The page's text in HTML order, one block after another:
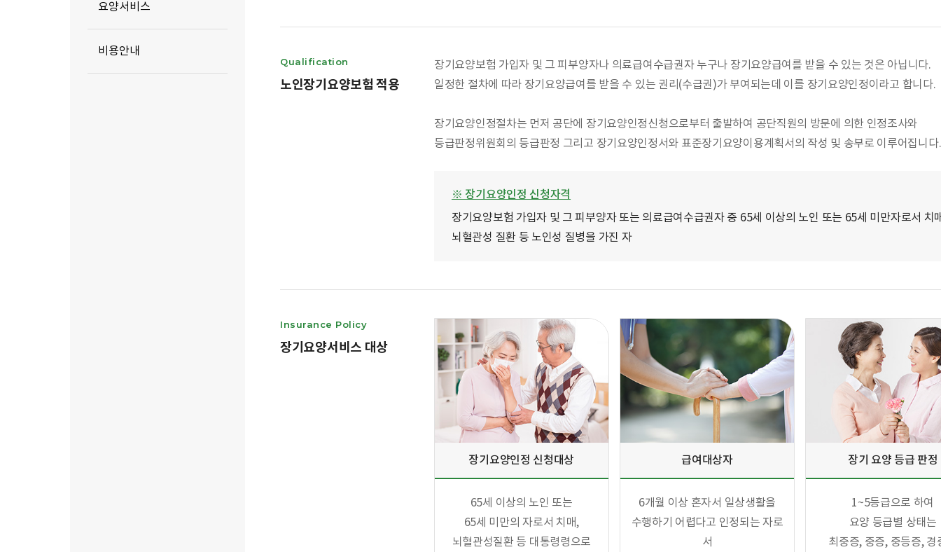
요양서비스
비용안내
Qualification
노인장기요양보험 적용
장기요양보험 가입자 및 그 피부양자나 의료급여수급권자 누구나 장기요양급여를 받을 수 있는 것은 아닙니다.
일정한 절차에 따라 장기요양급여를 받을 수 있는 권리(수급권)가 부여되는데 이를 장기요양인정이라고 합니다.
장기요양인정절차는 먼저 공단에 장기요양인정신청으로부터 출발하여 공단직원의 방문에 의한 인정조사와
등급판정위원회의 등급판정 그리고 장기요양인정서와 표준장기요양이용계획서의 작성 및 송부로 이루어집니다.
※ 장기요양인정 신청자격
장기요양보험 가입자 및 그 피부양자 또는 의료급여수급권자 중 65세 이상의 노인 또는 65세 미만자로서 치
뇌혈관성 질환 등 노인성 질병을 가진 자
Insurance Policy
장기요양서비스 대상
장기요양인정 신청대상
65세 이상의 노인 또는
65세 미만의 자로서 치매,
뇌혈관성질환 등 대통령령으로
급여대상자
6개월 이상 혼자서 일상생활을
수행하기 어렵다고 인정되는 자로
서
장기 요양 등급 판정
1~5등급으로 하여
요양 등급별 상태는
최중증, 중증, 중등증, 경